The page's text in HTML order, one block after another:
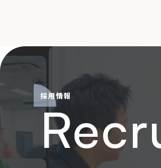
採用情報